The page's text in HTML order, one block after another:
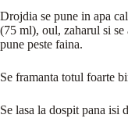
Drojdia se pune in apa
(75 ml), oul, zaharul si se
pune peste faina.
Se framanta totul foarte
Se lasa la dospit pana isi